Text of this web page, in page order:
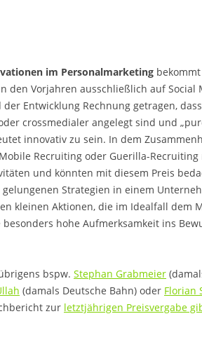
im Personalmarketing
den Vorjahren ausschließlich auf Social
Entwicklung Rechnung getragen,
crossmedialer angelegt sind und
innovativ zu sein. In dem
Recruiting oder Guerilla-
und könnten mit diesem Preis
Strategien in einem
kleinen Aktionen, die im Idealfall dem
hohe Aufmerksamkeit ins
bspw. Stephan Grabmeier
(damals Deutsche Bahn) oder Florian
zur letztjährigen Preisvergabe